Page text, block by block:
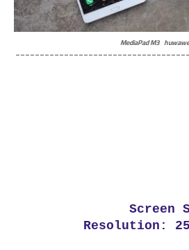
MediaPad M3
Screen
Resolution: